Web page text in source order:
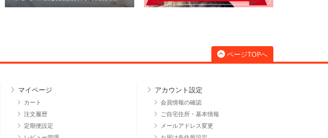
ページTOPへ
マイページ
カート
注文履歴
定期便設定
アカウント設定
会員情報の確認
ご自宅住所・基本情報
メールアドレス変更